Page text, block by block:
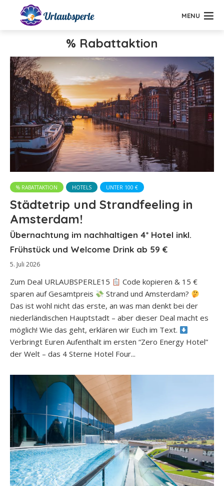
MENU
% Rabattaktion
% RABATTAKTION HOTELS UNTER 100 €
Städtetrip und Strandfeeling in
Amsterdam!
Übernachtung im nachhaltigen 4* Hotel inkl.
Frühstück und Welcome Drink ab 59 €
5. Juli 2026
Zum Deal URLAUBSPERLE15
Code kopieren & 15 €
sparen auf Gesamtpreis
Strand und Amsterdam?
Das ist wohl nicht das erste, an was man denkt bei der
niederländischen Hauptstadt – aber dieser Deal macht es
möglich! Wie das geht, erklären wir Euch im Text.
Verbringt Euren Aufenthalt im ersten “Zero Energy Hotel”
der Welt – das 4 Sterne Hotel Four...